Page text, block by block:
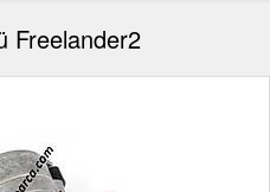
Freelander2